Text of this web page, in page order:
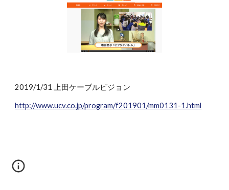
2019/1/31 上田ケーブルビジョン
http://www.ucv.co.jp/program/f201901/mm0131-1.html